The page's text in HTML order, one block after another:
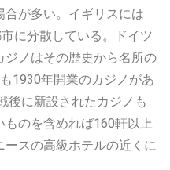
合が多い。イギリスには
に分散している。ドイツ
ノはその歴史から名所の
1930年開業のカジノがあ
後に新設されたカジノも
のを含めれば160軒以上
スの高級ホテルの近くに